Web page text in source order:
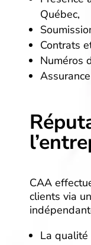
Québec,
Contrats
Numéros
CAA
clients via
La qualité